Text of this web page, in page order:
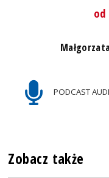
od
PODCAST
Zobacz także